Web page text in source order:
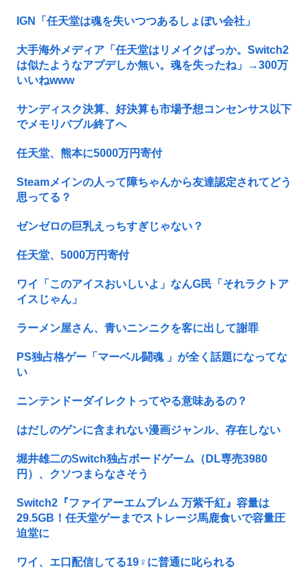
IGN「任天堂は魂を失いつつあるしょぼい会社」
大手海外メディア「任天堂はリメイクばっか。Switch2
は似たようなアプデしか無い。魂を失ったね」→300万
いいねwww
サンディスク決算、好決算も市場予想コンセンサス以下
でメモリバブル終了へ
任天堂、熊本に5000万円寄付
Steamメインの人って障ちゃんから友達認定されてどう
思ってる？
ゼンゼロの巨乳えっちすぎじゃない？
任天堂、5000万円寄付
ワイ「このアイスおいしいよ」なんG民「それラクトア
イスじゃん」
ラーメン屋さん、青いニンニクを客に出して謝罪
PS独占格ゲー「マーベル闘魂 」が全く話題になってな
い
ニンテンドーダイレクトってやる意味あるの？
はだしのゲンに含まれない漫画ジャンル、存在しない
堀井雄二のSwitch独占ボードゲーム（DL専売3980
円）、クソつまらなさそう
Switch2『ファイアーエムブレム 万紫千紅』容量は
29.5GB！任天堂ゲーまでストレージ馬鹿食いで容量圧
迫堂に
ワイ、エ口配信してる19♀に普通に叱られる